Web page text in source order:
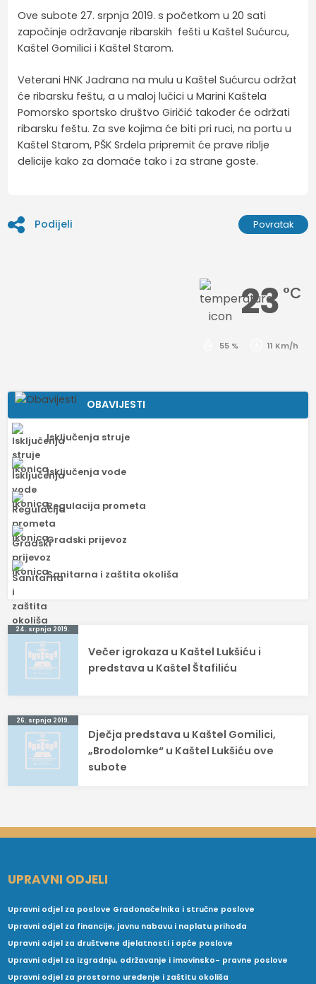
Ove subote 27. srpnja 2019. s početkom u 20 sati
započinje održavanje ribarskih fešti u Kaštel Sućurcu,
Kaštel Gomilici i Kaštel Starom.
Veterani HNK Jadrana na mulu u Kaštel Sućurcu održat
će ribarsku feštu, a u maloj lučici u Marini Kaštela
Pomorsko sportsko društvo Giričić također će održati
ribarsku feštu. Za sve kojima će biti pri ruci, na portu u
Kaštel Starom, PŠK Srdela pripremit će prave riblje
delicije kako za domaće tako i za strane goste.
Podijeli Povratak
23 °C
55 % 11 Km/h
OBAVIJESTI
Isključenja struje
Isključenja vode
Regulacija prometa
Gradski prijevoz
Sanitarna i zaštita okoliša
Navigacija
objava
24. srpnja 2019.
Večer igrokaza u Kaštel Lukšiću i
predstava u Kaštel Štafiliću
26. srpnja 2019.
Dječja predstava u Kaštel Gomilici,
„Brodolomke“ u Kaštel Lukšiću ove
subote
UPRAVNI ODJELI
Upravni odjel za poslove Gradonačelnika i stručne poslove
Upravni odjel za financije, javnu nabavu i naplatu prihoda
Upravni odjel za društvene djelatnosti i opće poslove
Upravni odjel za izgradnju, održavanje i imovinsko- pravne poslove
Upravni odjel za prostorno uređenje i zaštitu okoliša